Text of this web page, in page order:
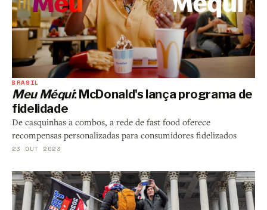
BRASIL
Meu Méqui: McDonald's lança programa de
fidelidade
De casquinhas a combos, a rede de fast food oferece
recompensas personalizadas para consumidores fidelizados
23 OUT 2023